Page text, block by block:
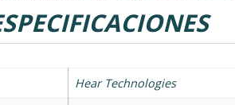
Hear Technologies